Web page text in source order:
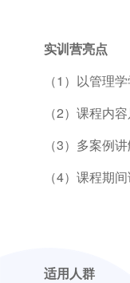
实训营亮点
（1）以管理
（2）课程内
（3）多案例
（4）课程期
适用人群